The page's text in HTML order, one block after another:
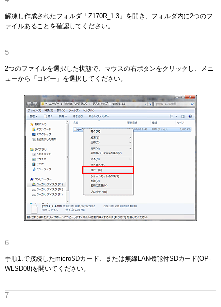
解凍し作成されたフォルダ「Z170R_1.3」を開き、フォルダ内に2つのフ
ァイルあることを確認してください。
2つのファイルを選択した状態で、マウスの右ボタンをクリックし、メニ
ューから「コピー」を選択してください。
手順1.で接続したmicroSDカード、または無線LAN機能付SDカード(OP-
WLSD08)を開いてください。